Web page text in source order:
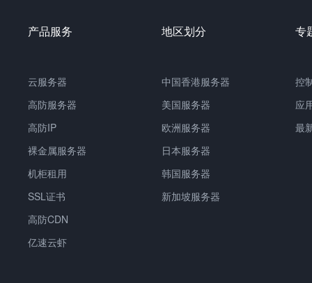
产品服务
云服务器
高防服务器
高防IP
裸金属服务器
机柜租用
SSL证书
高防CDN
亿速云虾
地区划分
中国香港服务器
美国服务器
欧洲服务器
日本服务器
韩国服务器
新加坡服务器
专
控
应
最